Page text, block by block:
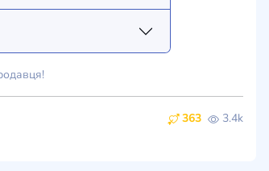
363 3.4k